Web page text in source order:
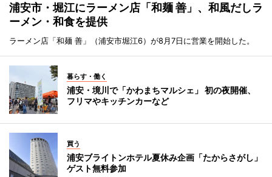
浦安市・堀江にラーメン店「和麺 善」、和風だしラ
ーメン・和食を提供
ラーメン店「和麺 善」（浦安市堀江6）が8月7日に営業を開始した。
暮らす・働く
浦安・境川で「かわまちマルシェ」 初の夜開催、
フリマやキッチンカーなど
買う
浦安ブライトンホテル夏休み企画「たからさがし」
ゲスト無料参加